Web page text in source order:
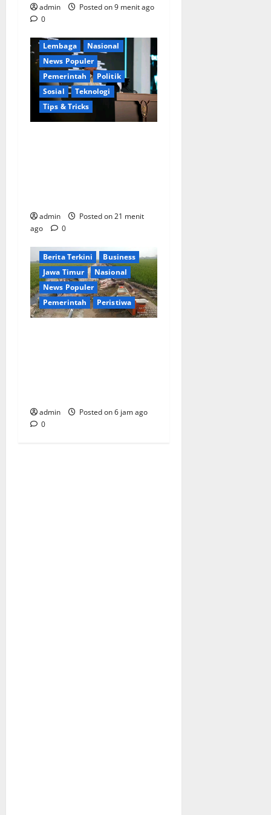
admin
Posted on 9 menit ago
0Keamanan
Lembaga
Nasional
News Populer
Pemerintah
Politik
Sosial
Teknologi
Tips & Tricks
admin
Posted on 21 menit
ago
0
Berita Terkini
Business
Jawa Timur
Nasional
News Populer
Pemerintah
Peristiwa
admin
Posted on 6 jam ago
0